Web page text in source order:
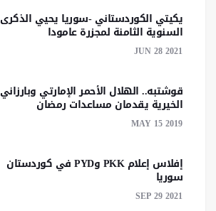
يكيتي الكوردستاني -سوريا يحيي الذكرى
السنوية الثامنة لمجزرة عامودا
JUN 28 2021
قوشتبه.. الهلال الأحمر الإمارتي وبارزاني
الخيرية يقدمان مساعدات رمضان
MAY 15 2019
إفلاس إعلام PKK وPYD في كوردستان
سوريا
SEP 29 2021